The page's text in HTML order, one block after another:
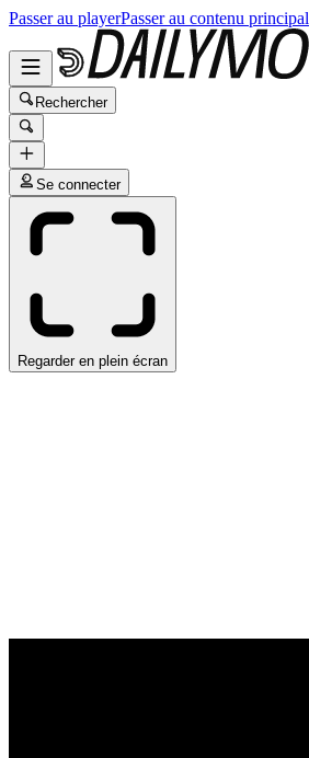
Passer au playerPasser au contenu principal
Rechercher
Se connecter
Regarder en plein écran